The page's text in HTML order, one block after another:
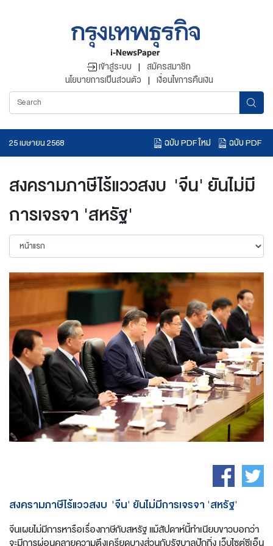
เข้าสู่ระบบ | สมัครสมาชิก
นโยบายการเป็นส่วนตัว | เงื่อนไขการคืนเงิน
25 เมษายน 2568 ฉบับ PDF ใหม่
ฉบับ PDF
สงครามภาษีไร้แววสงบ 'จีน' ยันไม่มี
การเจรจา 'สหรัฐ'
สงครามภาษีไร้แววสงบ 'จีน' ยันไม่มีการเจรจา 'สหรัฐ'
จีนเผยไม่มีการหารือเรื่องภาษีกับสหรัฐ แม้สัปดาห์นี้ทำเนียบขาวบอกว่า